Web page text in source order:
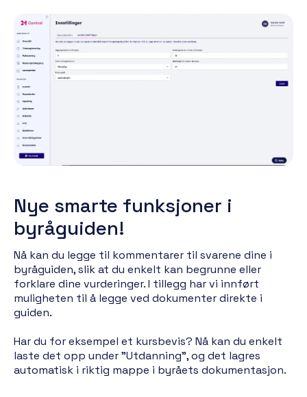
Nye smarte funksjoner i
byråguiden!
Nå kan du legge til kommentarer til svarene dine i
byråguiden, slik at du enkelt kan begrunne eller
forklare dine vurderinger. I tillegg har vi innført
muligheten til å legge ved dokumenter direkte i
guiden.
Har du for eksempel et kursbevis? Nå kan du enkelt
laste det opp under "Utdanning", og det lagres
automatisk i riktig mappe i byråets dokumentasjon.